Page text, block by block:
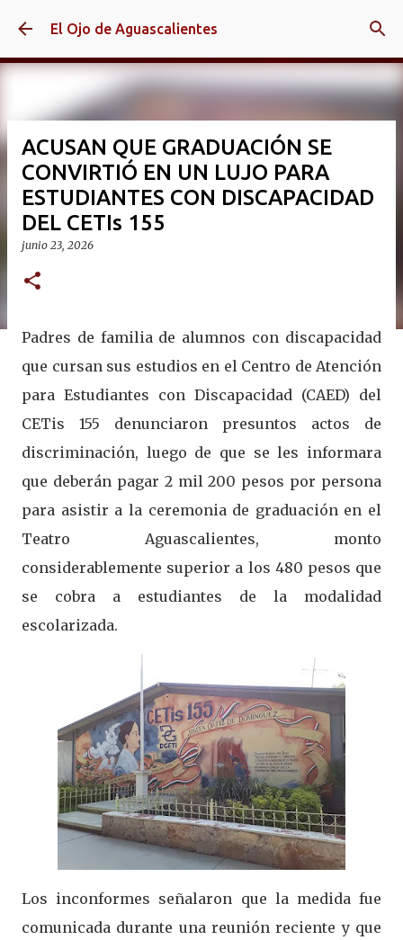
Ir al contenido principal
El Ojo de Aguascalientes
ACUSAN QUE GRADUACIÓN SE
CONVIRTIÓ EN UN LUJO PARA
ESTUDIANTES CON DISCAPACIDAD
DEL CETIs 155
junio 23, 2026
Padres de familia de alumnos con discapacidad
que cursan sus estudios en el Centro de Atención
para Estudiantes con Discapacidad (CAED) del
CETis 155 denunciaron presuntos actos de
discriminación, luego de que se les informara
que deberán pagar 2 mil 200 pesos por persona
para asistir a la ceremonia de graduación en el
Teatro Aguascalientes, monto
considerablemente superior a los 480 pesos que
se cobra a estudiantes de la modalidad
escolarizada.
Los inconformes señalaron que la medida fue
comunicada durante una reunión reciente y que